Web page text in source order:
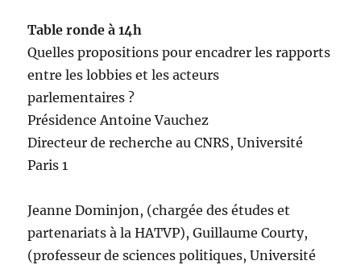
Table ronde à 14h
Quelles propositions pour encadrer les rapports
entre les lobbies et les acteurs
parlementaires ?
Présidence Antoine Vauchez
Directeur de recherche au CNRS, Université
Paris 1
Jeanne Dominjon, (chargée des études et
partenariats à la HATVP), Guillaume Courty,
(professeur de sciences politiques, Université